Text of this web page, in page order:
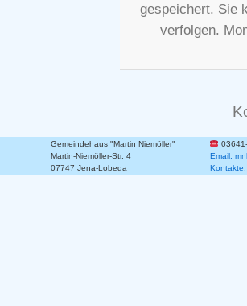
gespeichert. Sie
verfolgen.
Gemeindehaus "Martin Niemöller"
Martin-Niemöller-Str. 4
Email:
07747 Jena-Lobeda